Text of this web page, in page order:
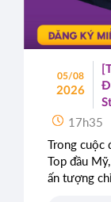
05/08
2026
17h35
Trong cuộc
Top đầu
ấn tượng